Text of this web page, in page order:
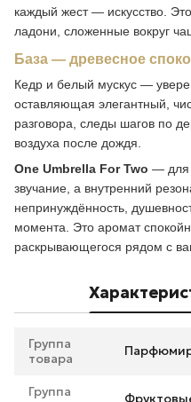
каждый жест — искусство.
ладони, сложенные вокруг
База — древесное
Кедр и белый мускус —
оставляющая элегантный,
разговора, следы шагов по
воздуха после дождя.
One Umbrella For Two — для
звучание, а внутренний
непринуждённость,
момента. Это аромат
раскрывающегося рядом с
Группа
товара
Группа